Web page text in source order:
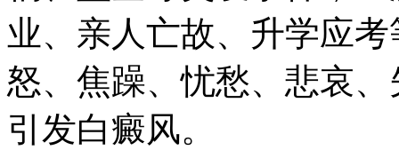
业、亲人亡故、升学应
怒、焦躁、忧愁、悲哀
引发白癜风。